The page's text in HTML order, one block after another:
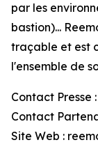
par les
bastion)...
traçable et est
l'ensemble de
Contact Presse
Contact
Site Web :